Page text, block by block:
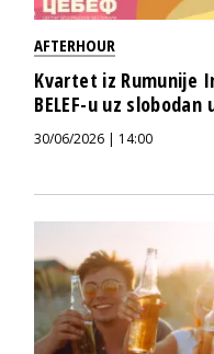
AFTERHOUR
Kvartet iz Rumunije
BELEF-u uz slobodan
30/06/2026 | 14:00